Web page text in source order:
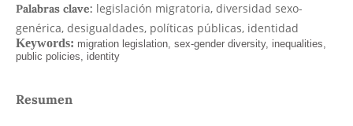
Palabras clave: legislación migratoria, diversidad sexo-
genérica, desigualdades, políticas públicas, identidad
Resumen